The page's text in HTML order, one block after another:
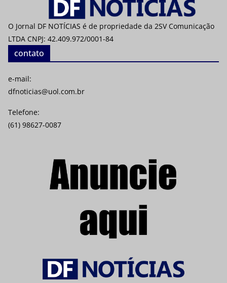
O Jornal DF NOTÍCIAS é de propriedade da 2SV Comunicação
LTDA CNPJ: 42.409.972/0001-84
contato
e-mail:
dfnoticias@uol.com.br
Telefone:
(61) 98627-0087